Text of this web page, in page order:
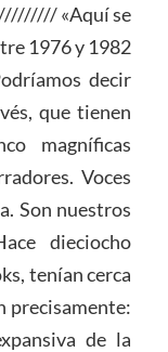
/////////«Aquí se
1976 y 1982
decir
que tienen
magníficas
Voces
Son nuestros
dieciocho
tenían cerca
precisamente:
de la